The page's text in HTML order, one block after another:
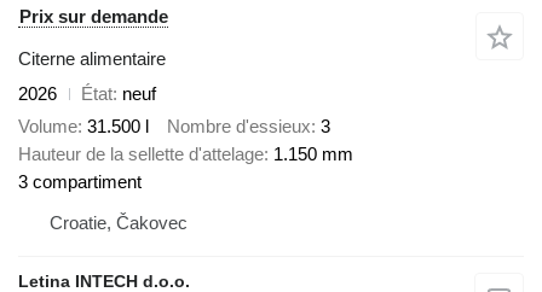
Prix sur demande
Citerne alimentaire
2026
État neuf
Volume 31.500 l Nombre d'essieux 3
Hauteur de la sellette d'attelage 1.150 mm
3 compartiment
Croatie, Čakovec
Letina INTECH d.o.o.